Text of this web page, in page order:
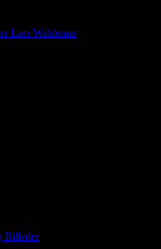
Lars WaldemarOpdateret d. 6.
Billeder